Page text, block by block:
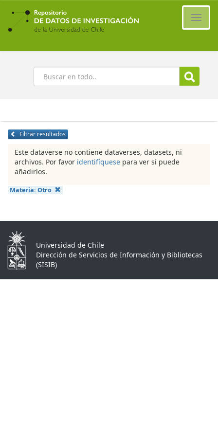
Ir
contenido
principal
Buscar
Filtrar resultados
Este dataverse no contiene dataverses, datasets, ni
archivos. Por favor identifíquese para ver si puede
añadirlos.
Materia: Otro
Universidad de Chile
Dirección de Servicios de Información y Bibliotecas
(SISIB)